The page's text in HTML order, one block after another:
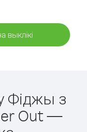
выклікі
Фіджы з
Out —